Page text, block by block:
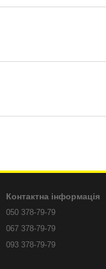
Контактна інформація
050 378-79-79
067 378-79-79
093 378-79-79